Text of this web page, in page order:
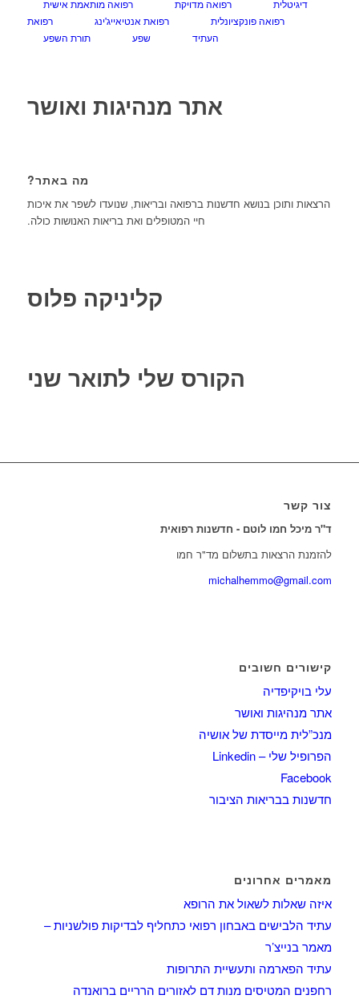
דיגיטלית
רפואה מדויקת
רפואה מותאמת אישית
רפואה פונקציונלית
רפואת אנטיאייג'ינג
רפואת
העתיד
שפע תורת השפע
אתר מנהיגות ואושר
מה באתר?
הרצאות ותוכן בנושא חדשנות ברפואה ובריאות, שנועדו לשפר את איכות
חיי המטופלים ואת בריאות האנושות כולה.
קליניקה פלוס
הקורס שלי לתואר שני
צור קשר
ד"ר מיכל חמו לוטם - חדשנות רפואית
להזמנת הרצאות בתשלום מד"ר חמו
michalhemmo@gmail.com
קישורים חשובים
עלי בויקיפדיה
אתר מנהיגות ואושר
מנכ”לית מייסדת של אושיה
הפרופיל שלי – Linkedin
Facebook
חדשנות בבריאות הציבור
מאמרים אחרונים
איזה שאלות לשאול את הרופא
עתיד הלבישים באבחון רפואי כתחליף לבדיקות פולשניות –
מאמר בנייצ’ר
עתיד הפארמה ותעשיית התרופות
רחפנים המטיסים מנות דם לאזורים הרריים ברואנדה